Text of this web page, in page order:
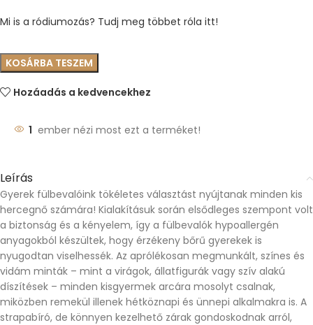
Mi is a ródiumozás? Tudj meg többet róla itt!
KOSÁRBA TESZEM
Hozáadás a kedvencekhez
1 ember nézi most ezt a terméket!
Leírás
Gyerek fülbevalóink tökéletes választást nyújtanak minden kis
hercegnő számára! Kialakításuk során elsődleges szempont volt
a biztonság és a kényelem, így a fülbevalók hypoallergén
anyagokból készültek, hogy érzékeny bőrű gyerekek is
nyugodtan viselhessék. Az aprólékosan megmunkált, színes és
vidám minták – mint a virágok, állatfigurák vagy szív alakú
díszítések – minden kisgyermek arcára mosolyt csalnak,
miközben remekül illenek hétköznapi és ünnepi alkalmakra is. A
strapabíró, de könnyen kezelhető zárak gondoskodnak arról,